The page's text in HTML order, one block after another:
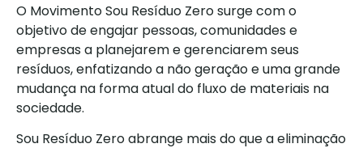
O Movimento Sou Resíduo Zero surge com o
objetivo de engajar pessoas, comunidades e
empresas a planejarem e gerenciarem seus
resíduos, enfatizando a não geração e uma grande
mudança na forma atual do fluxo de materiais na
sociedade.
Sou Resíduo Zero abrange mais do que a eliminação